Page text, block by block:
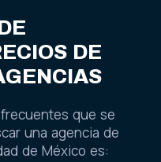
DE
que se
una agencia de
de México es: